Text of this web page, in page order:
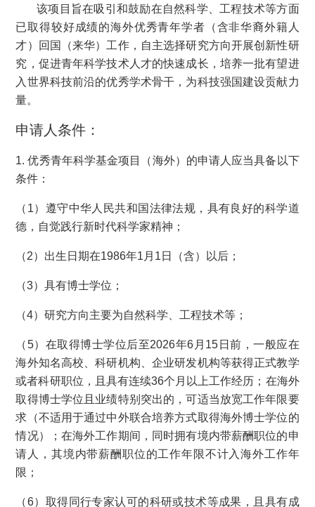
该项目旨在吸引和鼓励在自然科学、工程技术等方面
已取得较好成绩的海外优秀青年学者（含非华裔外籍人
才）回国（来华）工作，自主选择研究方向开展创新性研
究，促进青年科学技术人才的快速成长，培养一批有望进
入世界科技前沿的优秀学术骨干，为科技强国建设贡献力
量。
申请人条件：
1. 优秀青年科学基金项目（海外）的申请人应当具备以下
条件：
（1）遵守中华人民共和国法律法规，具有良好的科学道
德，自觉践行新时代科学家精神；
（2）出生日期在1986年1月1日（含）以后；
（3）具有博士学位；
（4）研究方向主要为自然科学、工程技术等；
（5）在取得博士学位后至2026年6月15日前，一般应在
海外知名高校、科研机构、企业研发机构等获得正式教学
或者科研职位，且具有连续36个月以上工作经历；在海外
取得博士学位且业绩特别突出的，可适当放宽工作年限要
求（不适用于通过中外联合培养方式取得海外博士学位的
情况）；在海外工作期间，同时拥有境内带薪酬职位的申
请人，其境内带薪酬职位的工作年限不计入海外工作年
限；
（6）取得同行专家认可的科研或技术等成果，且具有成